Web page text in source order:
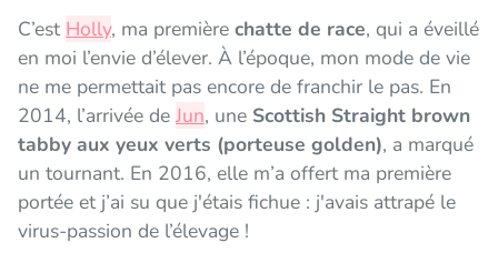
C’est Holly, ma première chatte de race, qui a éveillé
en moi l’envie d’élever. À l’époque, mon mode de vie
ne me permettait pas encore de franchir le pas. En
2014, l’arrivée de Jun, une Scottish Straight brown
tabby aux yeux verts (porteuse golden), a marqué
un tournant. En 2016, elle m’a offert ma première
portée et j’ai su que j'étais fichue : j'avais attrapé le
virus-passion de l’élevage !